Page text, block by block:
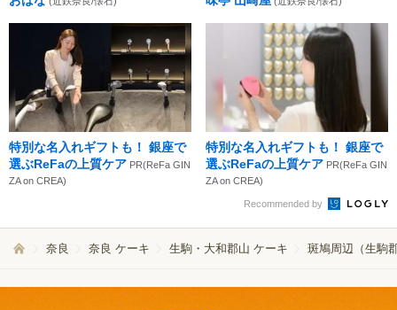
特別な名入れギフトも！ 銀座で
選ぶReFaの上質ケア PR(ReFa GIN
ZA on CREA)
特別な名入れギフトも！ 銀座で
選ぶReFaの上質ケア PR(ReFa GIN
ZA on CREA)
Recommended by
奈良 奈良 ケーキ 生駒・大和郡山 ケーキ 斑鳩周辺（生駒